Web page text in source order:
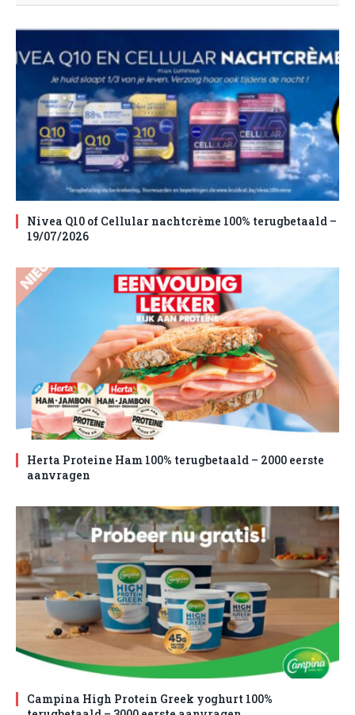
Nivea Q10 of Cellular nachtcrème 100% terugbetaald –
19/07/2026
Herta Proteine Ham 100% terugbetaald – 2000 eerste
aanvragen
Campina High Protein Greek yoghurt 100%